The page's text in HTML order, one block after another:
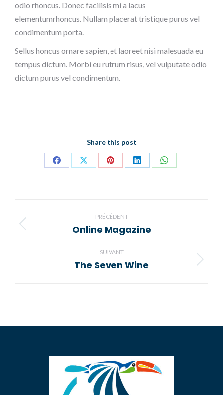
odio rhoncus. Donec facilisis mi a lacus
elementumrhoncus. Nullam placerat tristique purus vel
condimentum porta.
Sellus honcus ornare sapien, et laoreet nisi malesuada eu
tempus dictum. Morbi eu rutrum risus, vel vulputate odio
dictum purus vel condimentum.
Share this post
PartagerPartagerPartagerPartagerPartager
de
commentaire
PRÉCÉDENT
Onglet
Online Magazine
SUIVANT
Projets
The Seven Wine